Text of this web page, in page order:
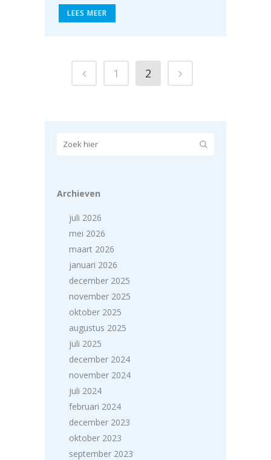
LEES MEER
1 2
Archieven
juli 2026
mei 2026
maart 2026
januari 2026
december 2025
november 2025
oktober 2025
augustus 2025
juli 2025
december 2024
november 2024
juli 2024
februari 2024
december 2023
oktober 2023
september 2023